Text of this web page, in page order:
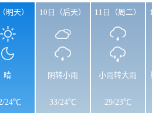
明天）
晴
/24℃
10日（后天）
阴转小雨
33/24℃
11日（周二）
小雨转大雨
29/23℃